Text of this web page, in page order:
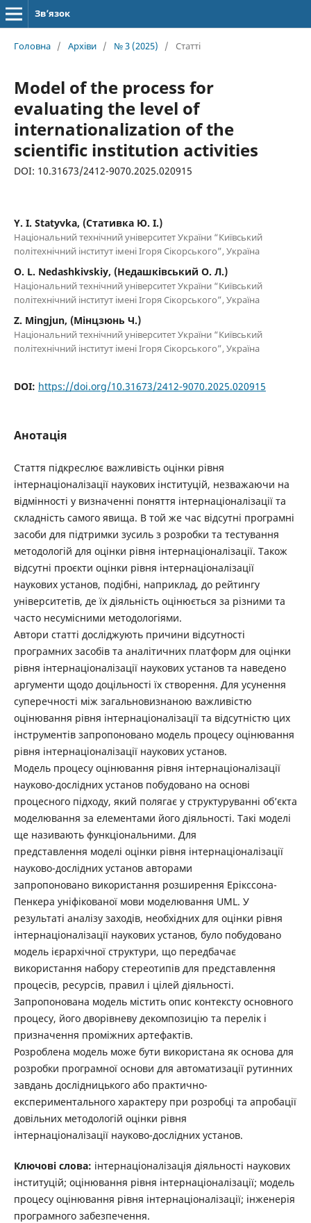
Зв’язок
Головна / Архіви / № 3 (2025) / Статті
Model of the process for
evaluating the level of
internationalization of the
scientific institution activities
DOI: 10.31673/2412-9070.2025.020915
Y. I. Statyvka, (Стативка Ю. І.)
Національний технічний університет України “Київський
політехнічний інститут імені Ігоря Сікорського”, Україна
O. L. Nedashkivskiy, (Недашківський О. Л.)
Національний технічний університет України “Київський
політехнічний інститут імені Ігоря Сікорського”, Україна
Z. Mingjun, (Мінцзюнь Ч.)
Національний технічний університет України “Київський
політехнічний інститут імені Ігоря Сікорського”, Україна
DOI: https://doi.org/10.31673/2412-9070.2025.020915
Анотація
Стаття підкреслює важливість оцінки рівня
інтернаціоналізації наукових інституцій, незважаючи на
відмінності у визначенні поняття інтернаціоналізації та
складність самого явища. В той же час відсутні програмні
засоби для підтримки зусиль з розробки та тестування
методологій для оцінки рівня інтернаціоналізації. Також
відсутні проєкти оцінки рівня інтернаціоналізації
наукових установ, подібні, наприклад, до рейтингу
університетів, де їх діяльність оцінюється за різними та
часто несумісними методологіями.
Автори статті досліджують причини відсутності
програмних засобів та аналітичних платформ для оцінки
рівня інтернаціоналізації наукових установ та наведено
аргументи щодо доцільності їх створення. Для усунення
суперечності між загальновизнаною важливістю
оцінювання рівня інтернаціоналізації та відсутністю цих
інструментів запропоновано модель процесу оцінювання
рівня інтернаціоналізації наукових установ.
Модель процесу оцінювання рівня інтернаціоналізації
науково-дослідних установ побудовано на основі
процесного підходу, який полягає у структуруванні об’єкта
моделювання за елементами його діяльності. Такі моделі
ще називають функціональними. Для
представлення моделі оцінки рівня інтернаціоналізації
науково-дослідних установ авторами
запропоновано використання розширення Ерікссона-
Пенкера уніфікованої мови моделювання UML. У
результаті аналізу заходів, необхідних для оцінки рівня
інтернаціоналізації наукових установ, було побудовано
модель ієрархічної структури, що передбачає
використання набору стереотипів для представлення
процесів, ресурсів, правил і цілей діяльності.
Запропонована модель містить опис контексту основного
процесу, його дворівневу декомпозицію та перелік і
призначення проміжних артефактів.
Розроблена модель може бути використана як основа для
розробки програмної основи для автоматизації рутинних
завдань дослідницького або практично-
експериментального характеру при розробці та апробації
довільних методологій оцінки рівня
інтернаціоналізації науково-дослідних установ.
Ключові слова: інтернаціоналізація діяльності наукових
інституцій; оцінювання рівня інтернаціоналізації; модель
процесу оцінювання рівня інтернаціоналізації; інженерія
програмного забезпечення.